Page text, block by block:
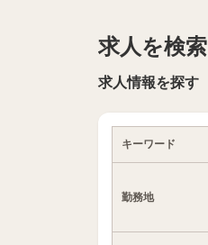
求人を検索
求人情報を探す
キーワード
勤務地